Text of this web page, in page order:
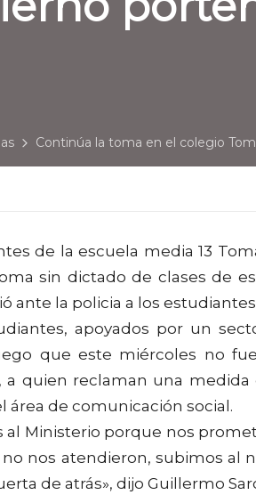
Continúa la toma en el colegio
de la escuela media 13
sin dictado de clases de
ante la policia a los
apoyados por un
que este miércoles no
a quien reclaman una
área de comunicación social.
al Ministerio porque nos
nos atendieron, subimos al
de atrás», dijo Guillermo